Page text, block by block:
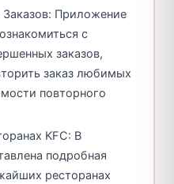
Приложение
с
заказов,
заказ любимых
повторного
KFC: В
подробная
ресторанах